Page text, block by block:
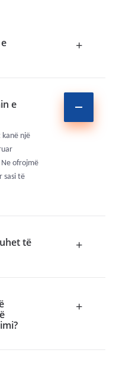
+
e
një
ofrojmë
sasi të
të
+
+